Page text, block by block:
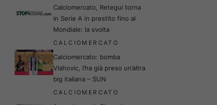
Calciomercato, Retegui torna
in Serie A in prestito fino al
Mondiale: la svolta
CALCIOMERCATO
Calciomercato: bomba
Vlahovic, l’ha già preso un’altra
big italiana – SUN
CALCIOMERCATO